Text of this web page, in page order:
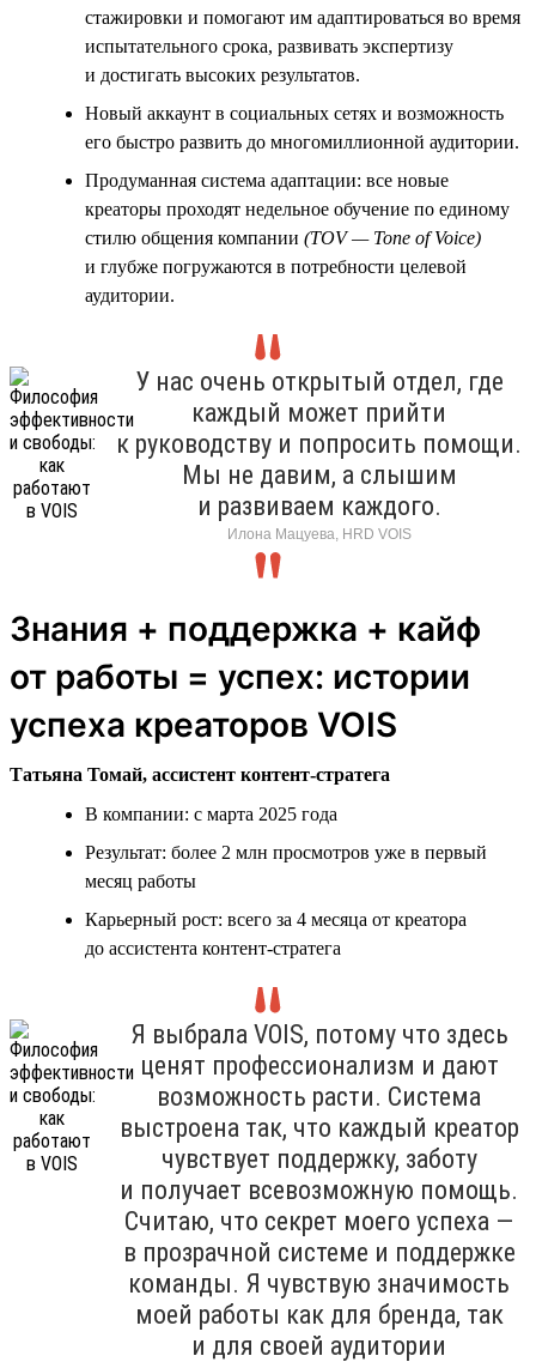
стажировки и помогают им адаптироваться во время
испытательного срока, развивать экспертизу
и достигать высоких результатов.
Новый аккаунт в социальных сетях и возможность
его быстро развить до многомиллионной аудитории.
Продуманная система адаптации: все новые
креаторы проходят недельное обучение по единому
стилю общения компании (TOV — Tone of Voice)
и глубже погружаются в потребности целевой
аудитории.
У нас очень открытый отдел, где
каждый может прийти
к руководству и попросить помощи.
Мы не давим, а слышим
и развиваем каждого.
Илона Мацуева, HRD VOIS
Знания + поддержка + кайф
от работы = успех: истории
успеха креаторов VOIS
Татьяна Томай, ассистент контент-стратега
В компании: с марта 2025 года
Результат: более 2 млн просмотров уже в первый
месяц работы
Карьерный рост: всего за 4 месяца от креатора
до ассистента контент-стратега
Я выбрала VOIS, потому что здесь
ценят профессионализм и дают
возможность расти. Система
выстроена так, что каждый креатор
чувствует поддержку, заботу
и получает всевозможную помощь.
Считаю, что секрет моего успеха —
в прозрачной системе и поддержке
команды. Я чувствую значимость
моей работы как для бренда, так
и для своей аудитории